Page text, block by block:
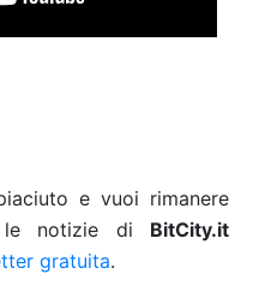
e vuoi rimanere
le notizie di BitCity.it
gratuita.